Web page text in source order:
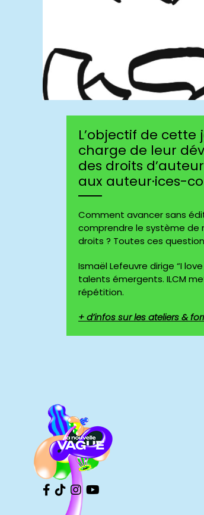
L’objectif de cette
charge de leur
des droits
aux auteur·ices-
Comment avancer sans
comprendre le système de
droits ? Toutes ces
Ismaël Lefeuvre dirige “I
talents émergents. ILCM
répétition.
+ d’infos sur les ateliers &